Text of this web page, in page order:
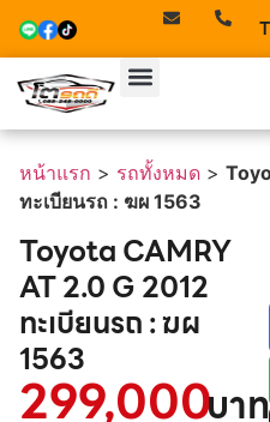
หน้าแรก > รถทั้งหมด >
ทะเบียนรถ : ฆผ 1563
Toyota CAMRY
AT 2.0 G 2012
ทะเบียนรถ : ฆผ
1563
299,000บาท